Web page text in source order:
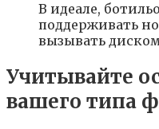
В идеале,
поддерживать
вызывать
Учитывайте
вашего типа